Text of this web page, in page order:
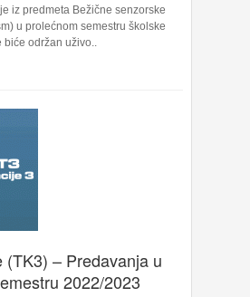
iz predmeta Bežične senzorske
u prolećnom semestru školske
održan uživo..
(TK3) – Predavanja u
2022/2023